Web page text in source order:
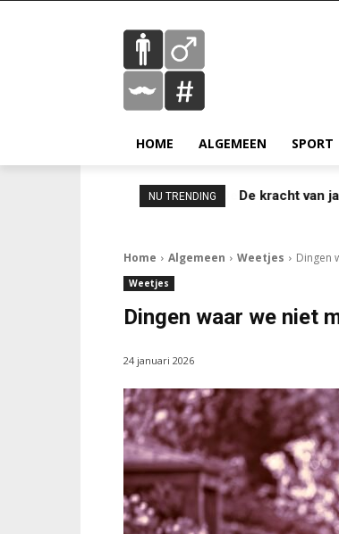
HOME ALGEMEEN SPORT
NU TRENDING De kracht van
Home Algemeen Weetjes Dingen
Weetjes
Dingen waar we niet
24 januari 2026